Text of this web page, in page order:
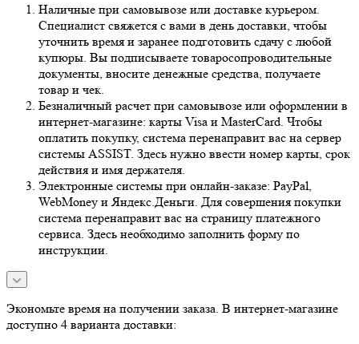
Наличные при самовывозе или доставке курьером.
Специалист свяжется с вами в день доставки, чтобы
уточнить время и заранее подготовить сдачу с любой
купюры. Вы подписываете товаросопроводительные
документы, вносите денежные средства, получаете
товар и чек.
Безналичный расчет при самовывозе или оформлении в
интернет-магазине: карты Visa и MasterCard. Чтобы
оплатить покупку, система перенаправит вас на сервер
системы ASSIST. Здесь нужно ввести номер карты, срок
действия и имя держателя.
Электронные системы при онлайн-заказе: PayPal,
WebMoney и Яндекс.Деньги. Для совершения покупки
система перенаправит вас на страницу платежного
сервиса. Здесь необходимо заполнить форму по
инструкции.
Экономьте время на получении заказа. В интернет-магазине
доступно 4 варианта доставки: